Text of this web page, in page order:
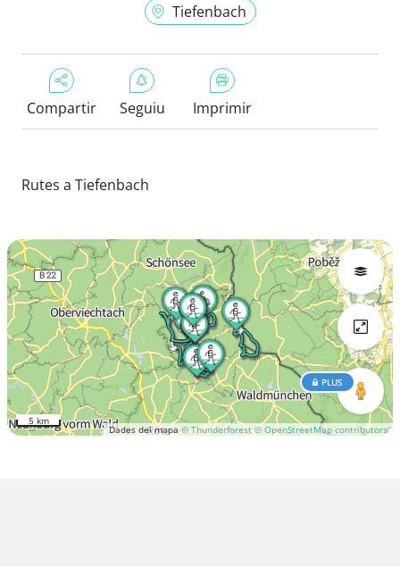
Tiefenbach
Compartir Seguiu Imprimir
Rutes a Tiefenbach
Dades del mapa© Thunderforest © OpenStreetMap contributors
PLUS
5 km